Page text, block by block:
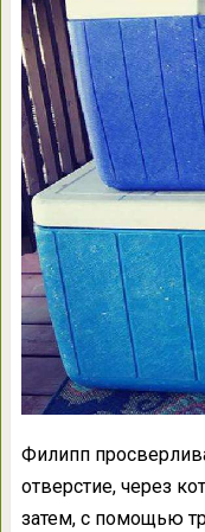
Филипп
отверстие, через
затем, с помощью